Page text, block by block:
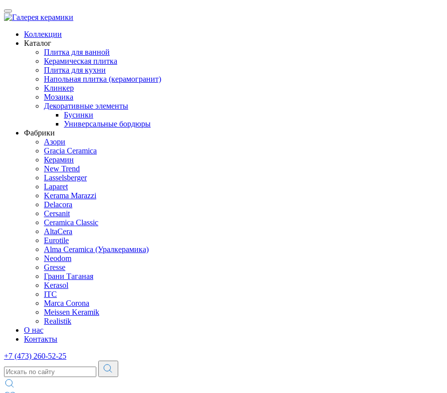
Коллекции
Каталог
Плитка для ванной
Керамическая плитка
Плитка для кухни
Напольная плитка (керамогранит)
Клинкер
Мозаика
Декоративные элементы
Бусинки
Универсальные бордюры
Фабрики
Азори
Gracia Ceramica
Керамин
New Trend
Lasselsberger
Laparet
Kerama Marazzi
Delacora
Cersanit
Ceramica Classic
AltaCera
Eurotile
Alma Ceramica (Уралкерамика)
Neodom
Gresse
Грани Таганая
Kerasol
ITC
Marca Corona
Meissen Keramik
Realistik
О нас
Контакты
+7 (473) 260-52-25